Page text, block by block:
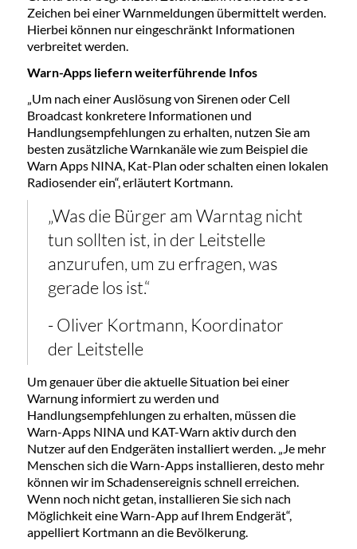
Zeichen bei einer Warnmeldungen übermittelt werden.
Hierbei können nur eingeschränkt Informationen
verbreitet werden.
Warn-Apps liefern weiterführende Infos
„Um nach einer Auslösung von Sirenen oder Cell
Broadcast konkretere Informationen und
Handlungsempfehlungen zu erhalten, nutzen Sie am
besten zusätzliche Warnkanäle wie zum Beispiel die
Warn Apps NINA, Kat-Plan oder schalten einen lokalen
Radiosender ein“, erläutert Kortmann.
„Was die Bürger am Warntag nicht
tun sollten ist, in der Leitstelle
anzurufen, um zu erfragen, was
gerade los ist.“
- Oliver Kortmann, Koordinator
der Leitstelle
Um genauer über die aktuelle Situation bei einer
Warnung informiert zu werden und
Handlungsempfehlungen zu erhalten, müssen die
Warn-Apps NINA und KAT-Warn aktiv durch den
Nutzer auf den Endgeräten installiert werden. „Je mehr
Menschen sich die Warn-Apps installieren, desto mehr
können wir im Schadensereignis schnell erreichen.
Wenn noch nicht getan, installieren Sie sich nach
Möglichkeit eine Warn-App auf Ihrem Endgerät“,
appelliert Kortmann an die Bevölkerung.